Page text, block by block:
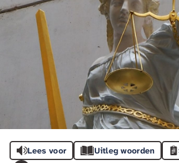
Lees voor Uitleg woorden